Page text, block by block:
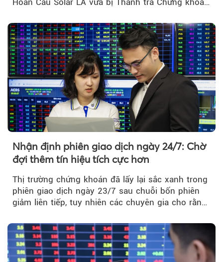
Hoàn Cầu Solar LA vừa bị Thanh tra Chứng khoán
do vi phạm quy định về công bố thông tin trên
thị trường chứng khoán.
Nhận định phiên giao dịch ngày 24/7: Chờ
đợi thêm tín hiệu tích cực hơn
Thị trường chứng khoán đã lấy lại sắc xanh trong
phiên giao dịch ngày 23/7 sau chuỗi bốn phiên
giảm liên tiếp, tuy nhiên các chuyên gia cho rằng